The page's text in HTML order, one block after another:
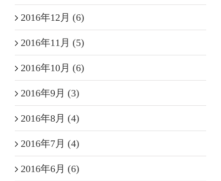
2016年12月 (6)
2016年11月 (5)
2016年10月 (6)
2016年9月 (3)
2016年8月 (4)
2016年7月 (4)
2016年6月 (6)